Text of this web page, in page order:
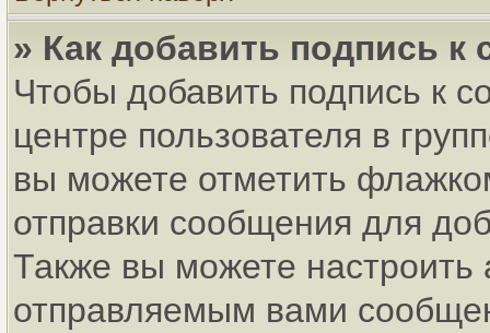
» Как добавить подпись
Чтобы добавить подпись к
центре пользователя в
вы можете отметить
отправки сообщения для
Также вы можете настроить
отправляемым вами